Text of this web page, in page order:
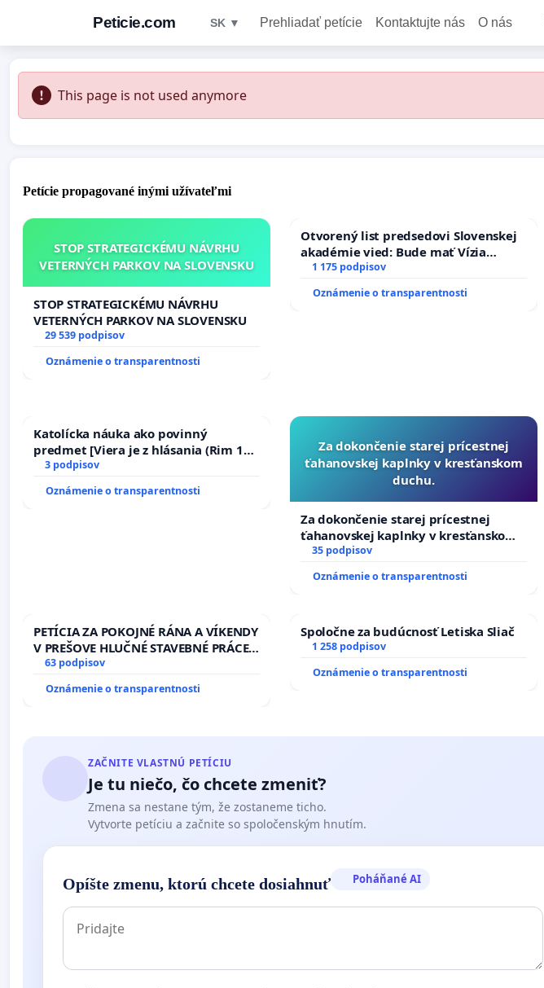
Peticie.com SK ▼ Prehliadať petície Kontaktujte nás O nás
This page is not used anymore
Petície propagované inými užívateľmi
STOP STRATEGICKÉMU NÁVRHU
VETERNÝCH PARKOV NA SLOVENSKU
STOP STRATEGICKÉMU NÁVRHU
VETERNÝCH PARKOV NA SLOVENSKU
29 539 podpisov
Oznámenie o transparentnosti
Otvorený list predsedovi Slovenskej
akadémie vied: Bude mať Vízia
Slovenska 2040 mravnú chrbticu?
1 175 podpisov
Oznámenie o transparentnosti
Katolícka náuka ako povinný
predmet [Viera je z hlásania (Rim 10,
17)]
3 podpisov
Oznámenie o transparentnosti
Za dokončenie starej prícestnej
ťahanovskej kaplnky v kresťanskom
duchu.
Za dokončenie starej prícestnej
ťahanovskej kaplnky v kresťanskom
duchu.
35 podpisov
Oznámenie o transparentnosti
PETÍCIA ZA POKOJNÉ RÁNA A VÍKENDY
V PREŠOVE HLUČNÉ STAVEBNÉ PRÁCE
V SOBOTU LEN OD 9.00 DO 13.00
HOD., CEZ PRACOVNÝ TÝŽDEŇ CIEĽ
8.00 – 18.00 HOD. A PRAVIDELNÁ
63 podpisov
Oznámenie o transparentnosti
Spoločne za budúcnosť Letiska Sliač
1 258 podpisov
Oznámenie o transparentnosti
ZAČNITE VLASTNÚ PETÍCIU
Je tu niečo, čo chcete zmeniť?
Zmena sa nestane tým, že zostaneme ticho.
Vytvorte petíciu a začnite so spoločenským hnutím.
Opíšte zmenu, ktorú chcete dosiahnuť Poháňané AI